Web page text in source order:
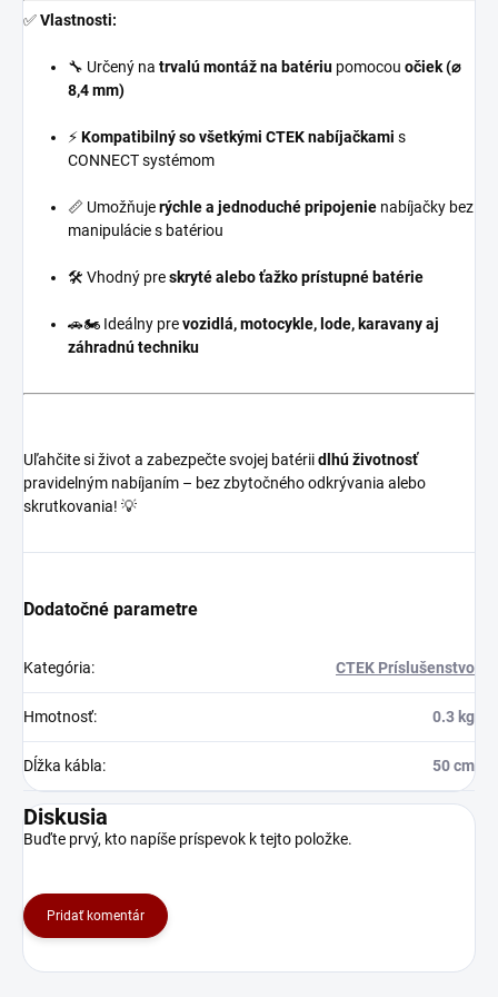
✅Vlastnosti:
🔧 Určený na trvalú montáž na batériu pomocou očiek (⌀
8,4 mm)
⚡Kompatibilný so všetkými CTEK nabíjačkami s
CONNECT systémom
📏 Umožňujerýchle a jednoduché pripojenie nabíjačky bez
manipulácie s batériou
🛠️ Vhodný preskryté alebo ťažko prístupné batérie
🚗🏍️ Ideálny prevozidlá, motocykle, lode, karavany aj
záhradnú techniku
Uľahčite si život a zabezpečte svojej batériidlhú životnosť
pravidelným nabíjaním – bez zbytočného odkrývania alebo
skrutkovania! 💡
Dodatočné parametre
Kategória: CTEK Príslušenstvo
Hmotnosť: 0.3 kg
Dĺžka kábla: 50 cm
Diskusia
Buďte prvý, kto napíše príspevok k tejto položke.
Pridať komentár